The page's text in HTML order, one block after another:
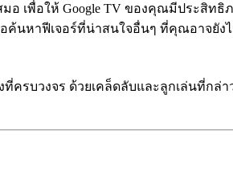
อ เพื่อให้ Google TV ของคุณมีประสิทธิ
อค้นหาฟีเจอร์ที่น่าสนใจอื่นๆ ที่คุณอาจยัง
รบวงจร ด้วยเคล็ดลับและลูกเล่นที่ก